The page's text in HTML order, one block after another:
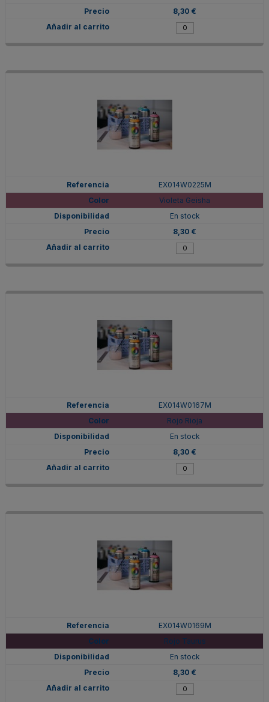
8,30 €
EX014W0225M
Violeta Geisha
En stock
8,30 €
EX014W0167M
Rojo Rioja
En stock
8,30 €
EX014W0169M
Rojo Taurus
En stock
8,30 €